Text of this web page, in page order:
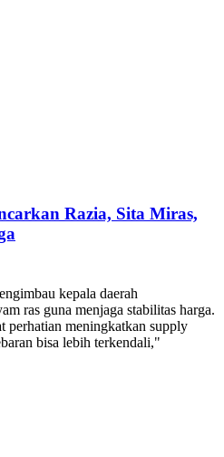
Razia, Sita Miras,
kepala daerah
ras guna menjaga stabilitas harga.
perhatian meningkatkan supply
bisa lebih terkendali,"